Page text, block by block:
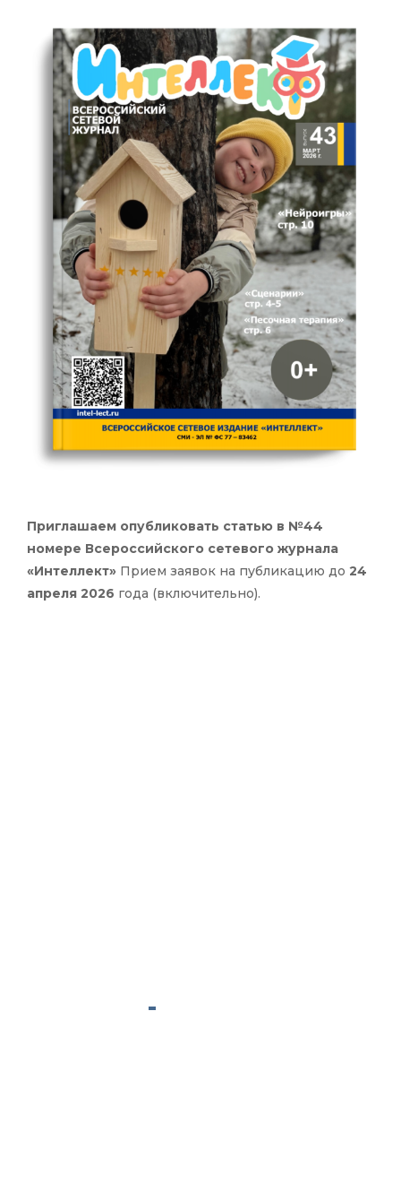
Приглашаем опубликовать статью в №44
номере Всероссийского сетевого журнала
«Интеллект» Прием заявок на публикацию до 24
апреля 2026 года (включительно).